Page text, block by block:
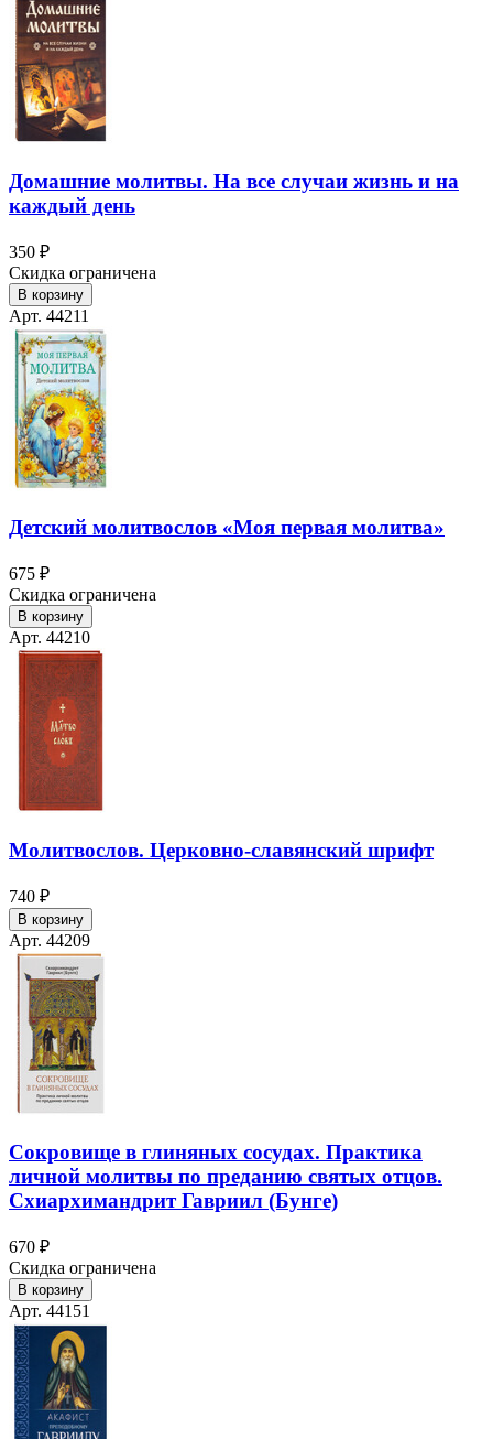
Домашние молитвы. На все случаи жизнь и на
каждый день
350 ₽
Скидка ограничена
В корзину
Арт. 44211
Детский молитвослов «Моя первая молитва»
675 ₽
Скидка ограничена
В корзину
Арт. 44210
Молитвослов. Церковно-славянский шрифт
740 ₽
В корзину
Арт. 44209
Сокровище в глиняных сосудах. Практика
личной молитвы по преданию святых отцов.
Схиархимандрит Гавриил (Бунге)
670 ₽
Скидка ограничена
В корзину
Арт. 44151